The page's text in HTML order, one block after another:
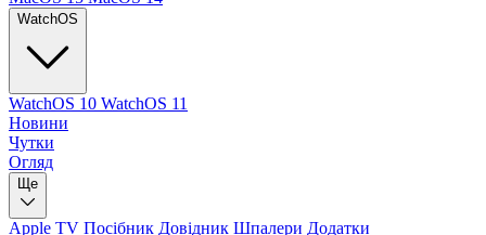
WatchOS
WatchOS 10 WatchOS 11
Новини
Чутки
Огляд
Ще
Apple TV Посібник Довідник Шпалери Додатки